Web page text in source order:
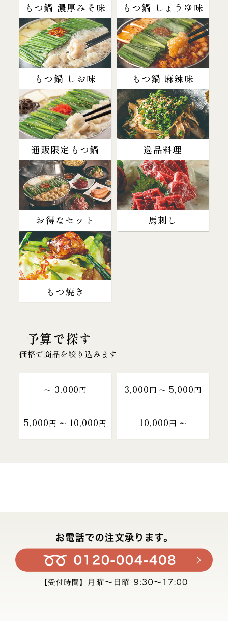
もつ鍋 濃厚みそ味 もつ鍋 しょうゆ味
もつ鍋 しお味 もつ鍋 麻辣味
通販限定もつ鍋 逸品料理
お得なセット 馬刺し
もつ焼き
予算で探す
価格で商品を絞り込みます
～ 3,000円 3,000円 〜 5,000円
5,000円 〜 10,000円 10,000円 〜